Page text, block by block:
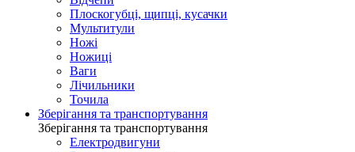
Плоскогубці, щипці, кусачки
Мультитули
Ножі
Ножиці
Ваги
Лічильники
Точила
Зберігання та транспортування
Зберігання та транспортування
Електродвигуни